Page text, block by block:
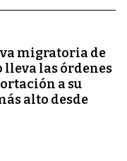
migratoria de
lleva las órdenes
a su
alto desde